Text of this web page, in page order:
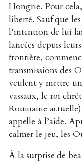
Hongrie. Pour
liberté. Sauf que
l’intention de lui
lancées depuis
frontière,
transmissions des
veulent y mettre
vassaux, le roi
Roumanie
appelle à l’aide.
calmer le jeu, les
À la surprise de